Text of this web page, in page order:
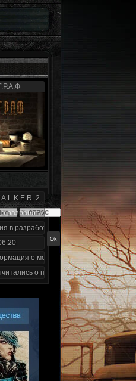
2
разработке!
в разработке!
о моде за июнь 2020
о проделанной работе